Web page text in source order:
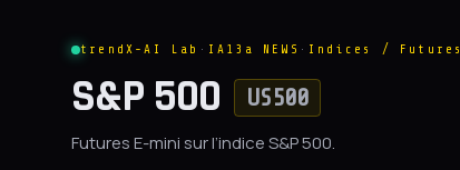
trendX-AI Lab · IA13a NEWS · Indices / Futures
S&P 500 US500
Futures E-mini sur l’indice S&P 500.